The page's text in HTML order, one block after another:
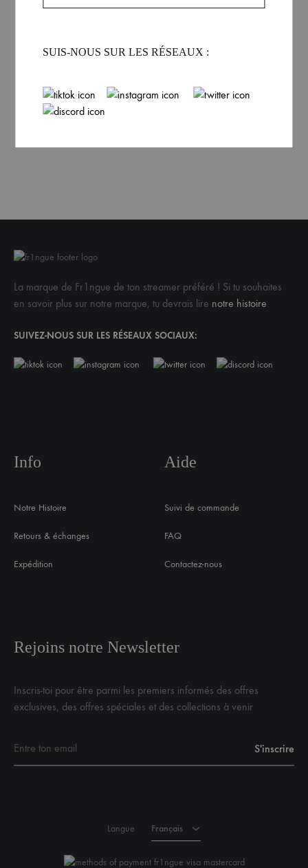
31.99€
VOIR PLUS
La marque de Fr1ngue de ton streamer préféré ! Si tu souhaites
en savoir plus sur notre marque, tu devrais lire notre histoire
SUIVEZ-NOUS SUR LES RÉSEAUX SOCIAUX:
Info
Notre Histoire
Retours & échanges
Expédition
Aide
Suivi de commande
FAQ
Contactez-nous
Rejoins notre Newsletter
Inscris-toi pour être parmi les premiers informés des offres
exclusives, des offres spéciales et des collections à venir
Langue Français
SUIS-NOUS SUR LES RÉSEAUX :